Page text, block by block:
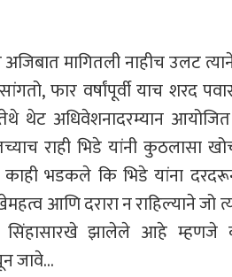
अजिबात मागितली नाहीच उलट
फार वर्षांपूर्वी याच शरद
थेट अधिवेशनादरम्यान आयोजित
राही भिडे यांनी कुठलासा
काही भडकले कि भिडेयांना
महत्व आणि दरारा न राहिल्याने जो
सिंहासारखे झालेले आहे म्हणजे
जावे…